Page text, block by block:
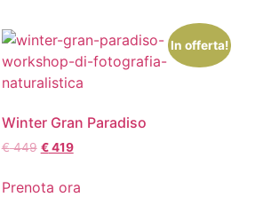
In offerta!
Winter Gran Paradiso
€449 €419
Prenota ora